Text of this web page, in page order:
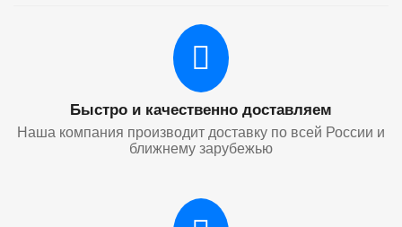
Быстро и качественно доставляем
Наша компания производит доставку по всей России и
ближнему зарубежью